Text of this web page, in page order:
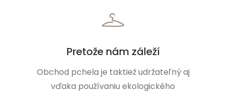
Pretože nám záleží
Obchod pchela je taktiež udržateľný aj
vďaka používaniu ekologického